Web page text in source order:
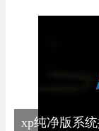
经过多次更
好，还能自
xp纯净版系